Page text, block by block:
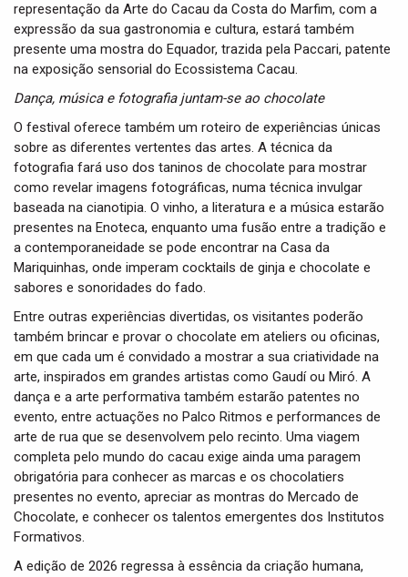
representação da Arte do Cacau da Costa do Marfim, com a
expressão da sua gastronomia e cultura, estará também
presente uma mostra do Equador, trazida pela Paccari, patente
na exposição sensorial do Ecossistema Cacau.
Dança, música e fotografia juntam-se ao chocolate
O festival oferece também um roteiro de experiências únicas
sobre as diferentes vertentes das artes. A técnica da
fotografia fará uso dos taninos de chocolate para mostrar
como revelar imagens fotográficas, numa técnica invulgar
baseada na cianotipia. O vinho, a literatura e a música estarão
presentes na Enoteca, enquanto uma fusão entre a tradição e
a contemporaneidade se pode encontrar na Casa da
Mariquinhas, onde imperam cocktails de ginja e chocolate e
sabores e sonoridades do fado.
Entre outras experiências divertidas, os visitantes poderão
também brincar e provar o chocolate em ateliers ou oficinas,
em que cada um é convidado a mostrar a sua criatividade na
arte, inspirados em grandes artistas como Gaudí ou Miró. A
dança e a arte performativa também estarão patentes no
evento, entre actuações no Palco Ritmos e performances de
arte de rua que se desenvolvem pelo recinto. Uma viagem
completa pelo mundo do cacau exige ainda uma paragem
obrigatória para conhecer as marcas e os chocolatiers
presentes no evento, apreciar as montras do Mercado de
Chocolate, e conhecer os talentos emergentes dos Institutos
Formativos.
A edição de 2026 regressa à essência da criação humana,